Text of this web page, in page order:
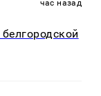
час назад